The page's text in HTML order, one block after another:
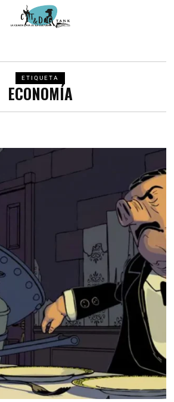
ETIQUETA
ECONOMÍA